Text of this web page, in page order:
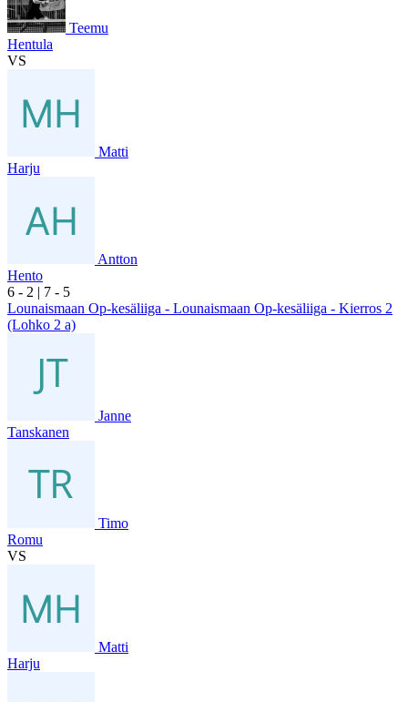
Teemu
Hentula
VS
Matti
Harju
Antton
Hento
6 - 2 | 7 - 5
Lounaismaan Op-kesäliiga - Lounaismaan Op-kesäliiga - Kierros 2
(Lohko 2 a)
Janne
Tanskanen
Timo
Romu
VS
Matti
Harju